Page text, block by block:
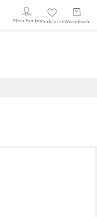
Mein KontoMerkzettel Warenkorb